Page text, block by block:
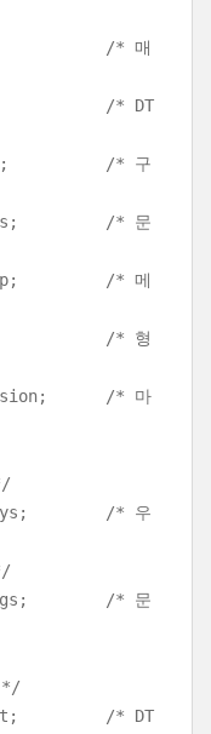
/* 매
/* DT
/* 구
/* 문
/* 메
/* 형
/* 마
/* 우
/* 문
/* DT